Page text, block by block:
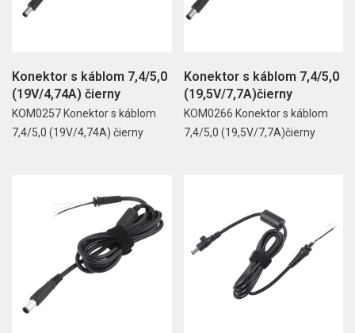
Konektor s káblom 7,4/5,0
(19V/4,74A) čierny
KOM0257 Konektor s káblom
7,4/5,0 (19V/4,74A) čierny
Konektor s káblom 7,4/5,0
(19,5V/7,7A)čierny
KOM0266 Konektor s káblom
7,4/5,0 (19,5V/7,7A)čierny